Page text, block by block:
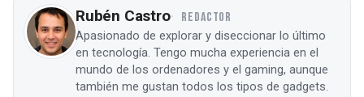
Rubén Castro REDACTOR
Apasionado de explorar y diseccionar lo último
en tecnología. Tengo mucha experiencia en el
mundo de los ordenadores y el gaming, aunque
también me gustan todos los tipos de gadgets.